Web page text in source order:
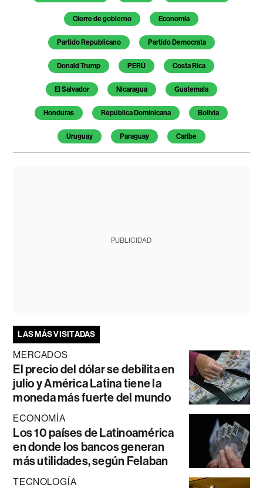
Cierre de gobierno Economía
Partido Republicano Partido Democrata
Donald Trump PERÚ Costa Rica
El Salvador Nicaragua Guatemala
Honduras República Dominicana Bolivia
Uruguay Paraguay Caribe
PUBLICIDAD
LAS MÁS VISITADAS
MERCADOS
El precio del dólar se debilita en
julio y América Latina tiene la
moneda más fuerte del mundo
ECONOMÍA
Los 10 países de Latinoamérica
en donde los bancos generan
más utilidades, según Felaban
TECNOLOGÍA